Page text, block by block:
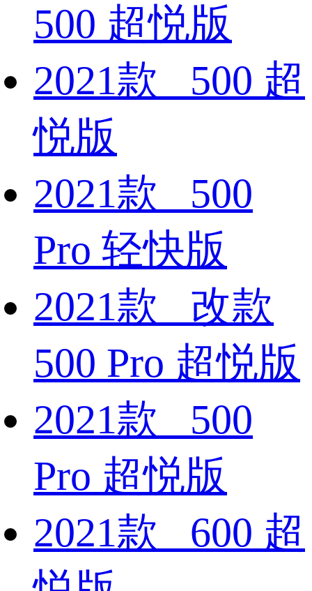
500 超悦版
2021款 500 超
悦版
2021款 500
Pro 轻快版
2021款 改款
500 Pro 超悦版
2021款 500
Pro 超悦版
2021款 600 超